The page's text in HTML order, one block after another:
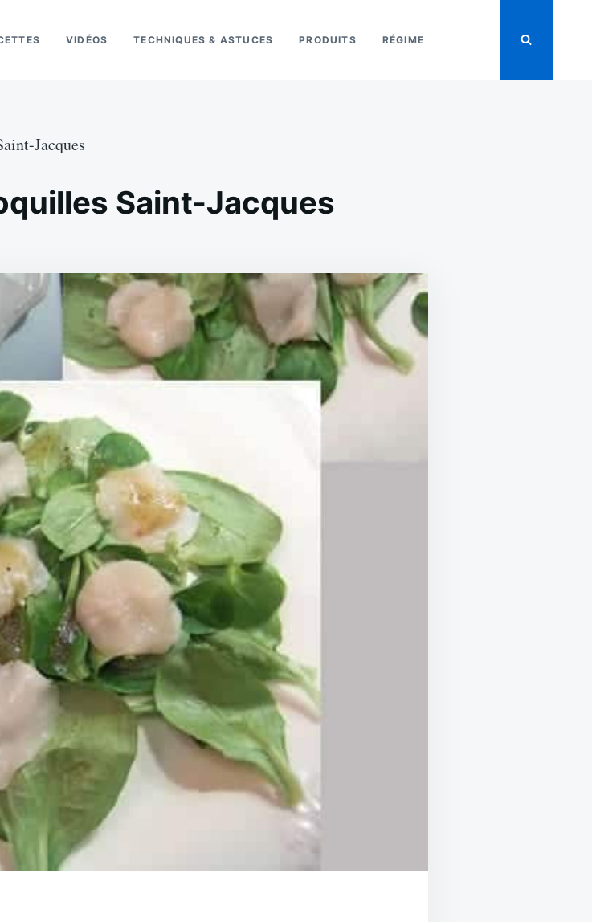
VIDÉOS TECHNIQUES & ASTUCES PRODUITS RÉGIME
Jacques
Saint-Jacques